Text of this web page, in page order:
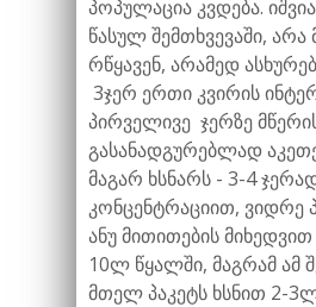
პოპულაცია კვდება.
წასულ შემთხვევაში,
რწყავენ, არამედ
3ჯერ ერთი კვირის
პირველივე ჯერზე
გასანადგურებლად
მაგარ ხსნარს - 3-4
კონცენტრაციით, ვიდრე
ანუ მითითების
10ლ წყალში, მაგრამ ამ
მთელ პაკეტს ხსნით 2-